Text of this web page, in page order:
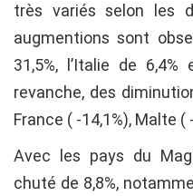
très variés selon les
augmentions sont
31,5%, l’Italie de
revanche, des
France ( -14,1%), Malte (
Avec les pays du
chuté de 8,8%,